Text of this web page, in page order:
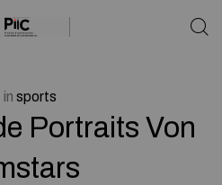
in sports
Portraits Von